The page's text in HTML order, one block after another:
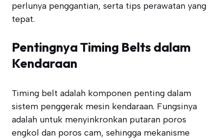
perlunya penggantian, serta tips perawatan yang
tepat.
Pentingnya Timing Belts dalam
Kendaraan
Timing belt adalah komponen penting dalam
sistem penggerak mesin kendaraan. Fungsinya
adalah untuk menyinkronkan putaran poros
engkol dan poros cam, sehingga mekanisme